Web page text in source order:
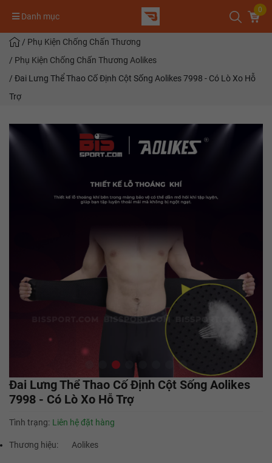
Danh mục
0
/ Phụ Kiện Chống Chấn Thương
/ Phụ Kiện Chống Chấn Thương Aolikes
/ Đai Lưng Thể Thao Cố Định Cột Sống Aolikes 7998 - Có Lò Xo Hỗ
Trợ
Đai Lưng Thể Thao Cố Định Cột Sống Aolikes
7998 - Có Lò Xo Hỗ Trợ
Tình trạng: Liên hệ đặt hàng
Thương hiệu: Aolikes